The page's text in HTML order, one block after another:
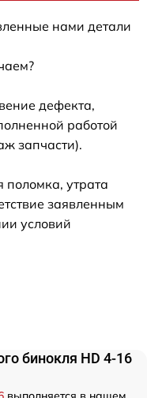
нами детали
дефекта,
работой
запчасти).
утрата
заявленным
условий
бинокля HD 4-16